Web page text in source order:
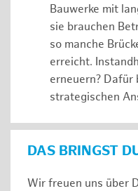
Bauwerke mit
sie brauchen
so manche
erreicht.
erneuern? Dafür
strategischen
DAS BRINGST
Wir freuen uns über